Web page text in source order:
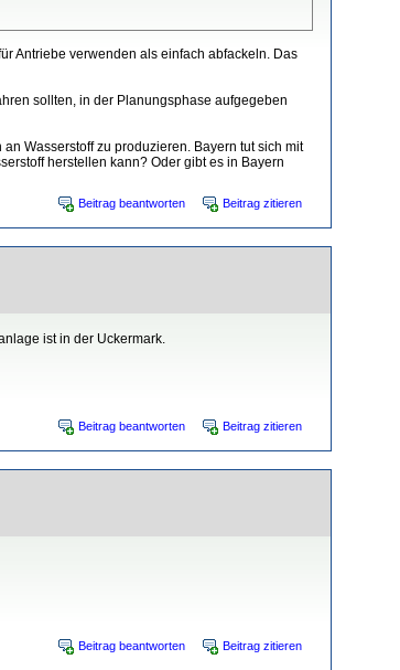
Antriebe verwenden als einfach abfackeln. Das
sollten, in der Planungsphase aufgegeben
Wasserstoff zu produzieren. Bayern tut sich mit
herstellen kann? Oder gibt es in Bayern
Beitrag beantworten Beitrag zitieren
ist in der Uckermark.
Beitrag beantworten Beitrag zitieren
Beitrag beantworten Beitrag zitieren